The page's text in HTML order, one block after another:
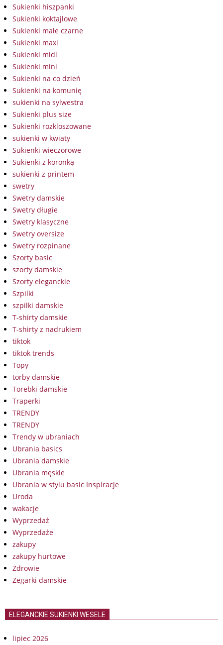
Sukienki hiszpanki
Sukienki koktajlowe
Sukienki małe czarne
Sukienki maxi
Sukienki midi
Sukienki mini
Sukienki na co dzień
Sukienki na komunię
sukienki na sylwestra
Sukienki plus size
Sukienki rozkloszowane
sukienki w kwiaty
Sukienki wieczorowe
Sukienki z koronką
sukienki z printem
swetry
Swetry damskie
Swetry długie
Swetry klasyczne
Swetry oversize
Swetry rozpinane
Szorty basic
szorty damskie
Szorty eleganckie
Szpilki
szpilki damskie
T-shirty damskie
T-shirty z nadrukiem
tiktok
tiktok trends
Topy
torby damskie
Torebki damskie
Traperki
TRENDY
TRENDY
Trendy w ubraniach
Ubrania basics
Ubrania damskie
Ubrania męskie
Ubrania w stylu basic Inspiracje
Uroda
wakacje
Wyprzedaż
Wyprzedaże
zakupy
zakupy hurtowe
Zdrowie
Zegarki damskie
ELEGANCKIE SUKIENKI WESELE
lipiec 2026